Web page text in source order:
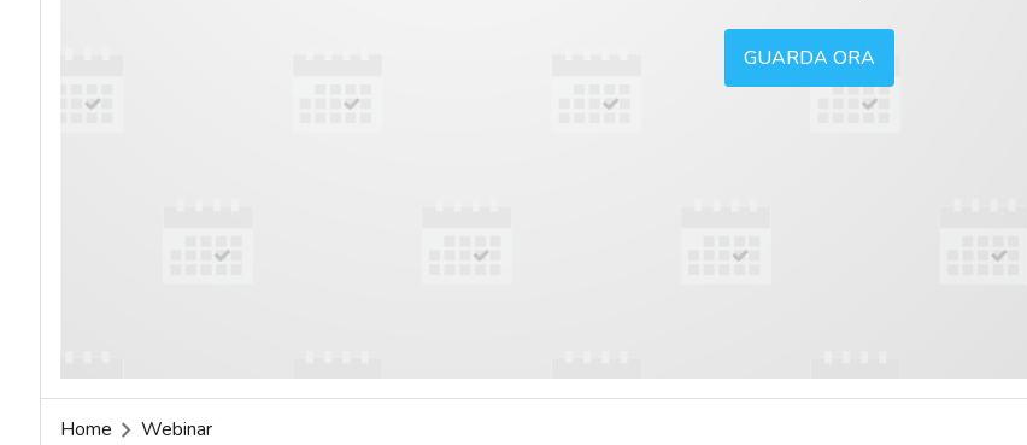
GUARDA ORA
Home Webinar